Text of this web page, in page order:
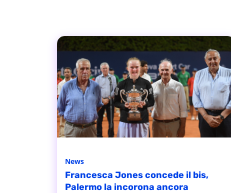
News
Francesca Jones concede il bis,
Palermo la incorona ancora